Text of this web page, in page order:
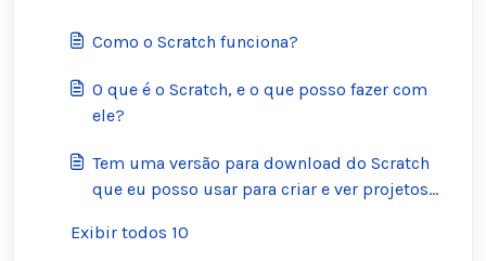
Como o Scratch funciona?
O que é o Scratch, e o que posso fazer com
ele?
Tem uma versão para download do Scratch
que eu posso usar para criar e ver projetos
Exibir todos 10